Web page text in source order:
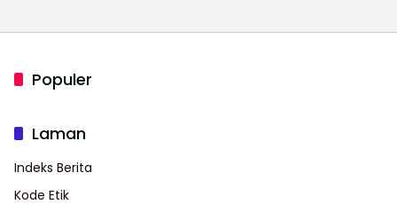
Populer
Laman
Indeks Berita
Kode Etik